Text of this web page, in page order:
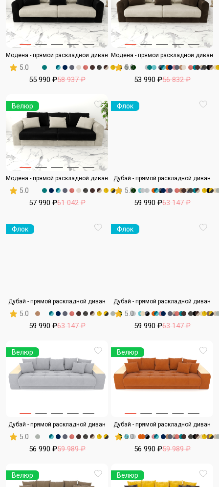
Модена - прямой раскладной диван
5.0
55 990 ₽58 937 ₽
Модена - прямой раскладной диван
5.0
53 990 ₽56 832 ₽
Велюр
Модена - прямой раскладной диван
5.0
57 990 ₽61 042 ₽
Флок
Дубай - прямой раскладной диван
5.0
59 990 ₽63 147 ₽
Флок
Дубай - прямой раскладной диван
5.0
59 990 ₽63 147 ₽
Флок
Дубай - прямой раскладной диван
5.0
59 990 ₽63 147 ₽
Велюр
Дубай - прямой раскладной диван
5.0
56 990 ₽59 989 ₽
Велюр
Дубай - прямой раскладной диван
5.0
56 990 ₽59 989 ₽
Велюр Велюр